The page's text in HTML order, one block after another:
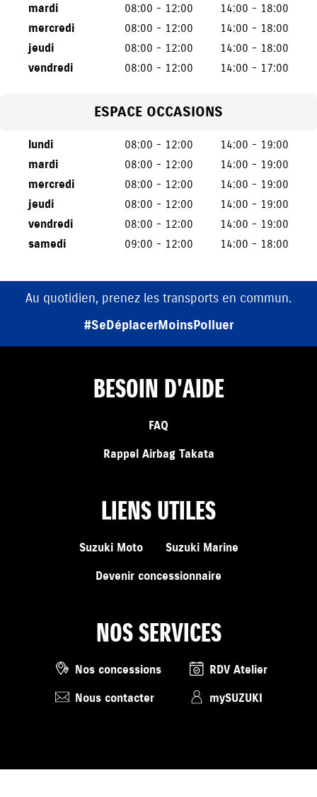
mardi
08:00 - 12:00
14:00 - 18:00
mercredi
08:00 - 12:00
14:00 - 18:00
jeudi
08:00 - 12:00
14:00 - 18:00
vendredi
08:00 - 12:00 14:00 - 17:00
ESPACE OCCASIONS
lundi 08:00 - 12:00
14:00 - 19:00
mardi
08:00 - 12:00
14:00 - 19:00
mercredi
08:00 - 12:00
14:00 - 19:00
jeudi
08:00 - 12:00
14:00 - 19:00
vendredi
08:00 - 12:00
14:00 - 19:00
samedi
09:00 - 12:00 14:00 - 18:00
Au quotidien, prenez les transports en commun.
#SeDéplacerMoinsPolluer
BESOIN D'AIDE
FAQ
Rappel Airbag Takata
LIENS UTILES
Suzuki Moto
Suzuki Marine
Devenir concessionnaire
NOS SERVICES
Nos concessions
Nous contacter
RDV Atelier
mySUZUKI